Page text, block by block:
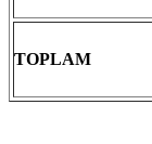
TOPLAM